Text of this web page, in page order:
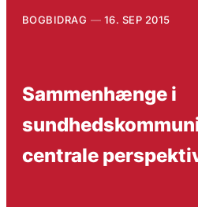
BOGBIDRAG 16. SEP 2015
Sammenhænge i
centrale